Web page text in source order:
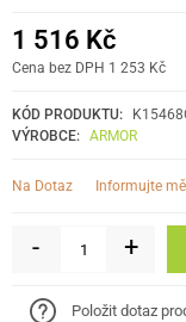
1 516 Kč
Cena bez DPH 1 253 Kč
KÓD PRODUKTU:
VÝROBCE: ARMOR
Na Dotaz informujte
- +
Položit dotaz